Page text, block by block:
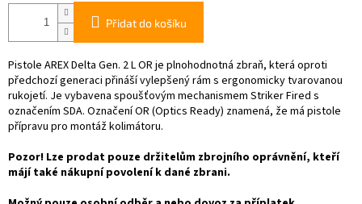
Přidat do košíku
Pistole AREX Delta Gen. 2 L OR je plnohodnotná zbraň, která oproti
předchozí generaci přináší vylepšený rám s ergonomicky tvarovanou
rukojetí. Je vybavena spoušťovým mechanismem Striker Fired s
označením SDA. Označení OR (Optics Ready) znamená, že má pistole
přípravu pro montáž kolimátoru.
Pozor! Lze prodat pouze držitelům zbrojního oprávnění, kteří
májí také nákupní povolení k dané zbrani.